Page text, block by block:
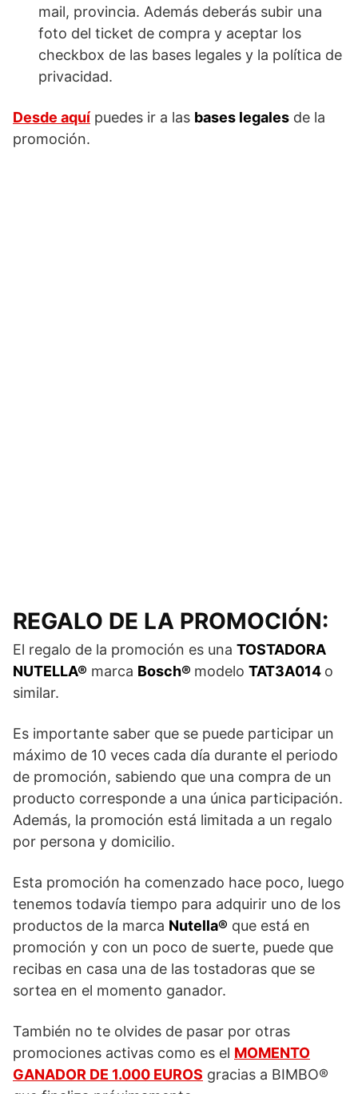
mail, provincia. Además deberás subir una
foto del ticket de compra y aceptar los
checkbox de las bases legales y la política de
privacidad.
Desde aquí puedes ir a las bases legales de la
promoción.
REGALO DE LA PROMOCIÓN:
El regalo de la promoción es una TOSTADORA
NUTELLA® marca Bosch® modelo TAT3A014 o
similar.
Es importante saber que se puede participar un
máximo de 10 veces cada día durante el periodo
de promoción, sabiendo que una compra de un
producto corresponde a una única participación.
Además, la promoción está limitada a un regalo
por persona y domicilio.
Esta promoción ha comenzado hace poco, luego
tenemos todavía tiempo para adquirir uno de los
productos de la marca Nutella® que está en
promoción y con un poco de suerte, puede que
recibas en casa una de las tostadoras que se
sortea en el momento ganador.
También no te olvides de pasar por otras
promociones activas como es el MOMENTO
GANADOR DE 1.000 EUROS gracias a BIMBO®